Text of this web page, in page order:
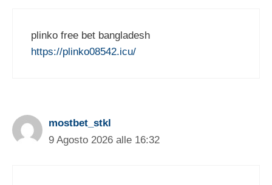
plinko free bet bangladesh
https://plinko08542.icu/
mostbet_stkl
9 Agosto 2026 alle 16:32